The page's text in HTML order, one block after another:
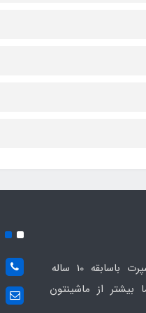
مجموعه مهدی اسپرت باسابقه 10 ساله
بیشتر از ماشینتون